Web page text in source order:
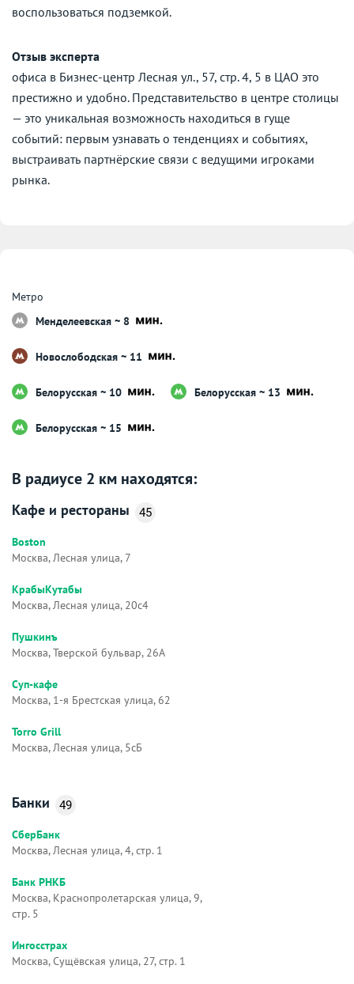
воспользоваться подземкой.
Отзыв эксперта
офиса в Бизнес-центр Лесная ул., 57, стр. 4, 5 в ЦАО это
престижно и удобно. Представительство в центре столицы
— это уникальная возможность находиться в гуще
событий: первым узнавать о тенденциях и событиях,
выстраивать партнёрские связи с ведущими игроками
рынка.
Метро
Менделеевская ~ 8
Новослободская ~ 11
Белорусская ~ 10 Белорусская ~ 13
Белорусская ~ 15
В радиусе 2 км находятся:
Кафе и рестораны 45
Boston
Москва, Лесная улица, 7
КрабыКутабы
Москва, Лесная улица, 20с4
Пушкинъ
Москва, Тверской бульвар, 26А
Суп-кафе
Москва, 1-я Брестская улица, 62
Torro Grill
Москва, Лесная улица, 5сБ
Банки 49
СберБанк
Москва, Лесная улица, 4, стр. 1
Банк РНКБ
Москва, Краснопролетарская улица, 9,
стр. 5
Ингосстрах
Москва, Сущёвская улица, 27, стр. 1